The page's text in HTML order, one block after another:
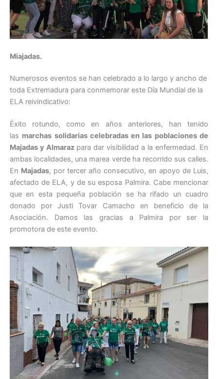
Miajadas.
Numerosos eventos se han celebrado a lo largo y ancho de
toda Extremadura para conmemorar este Día Mundial de la
ELA reivindicativo:
Éxito rotundo, como en años anteriores, han tenido
las marchas solidarias celebradas en las poblaciones de
Majadas y Almaraz para dar visibilidad a la enfermedad. En
ambas localidades, una marea verde ha recorrido sus calles.
En Majadas, por tercer año consecutivo, en apoyo de Luis,
afectado de ELA, y de su esposa Palmira. Cabe mencionar
que en esta pequeña población se ha rifado un cuadro
donado por Justi Tovar Camacho en beneficio de la
Asociación. Damos las gracias a Palmira por ser la
promotora de este evento.